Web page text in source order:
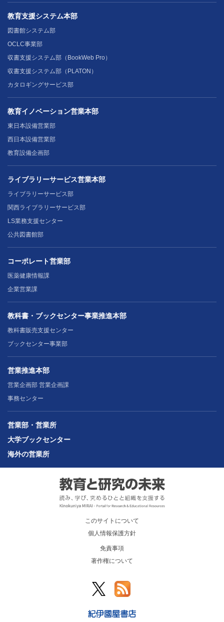
教育支援システム本部
図書館システム部
OCLC事業部
収書支援システム部（BookWeb Pro）
収書支援システム部（PLATON）
カタロギングサービス部
教育イノベーション営業本部
東日本設備営業部
西日本設備営業部
教育設備企画部
ライブラリーサービス営業本部
ライブラリーサービス部
関西ライブラリーサービス部
LS業務支援センター
公共図書館部
コーポレート営業部
医薬健康情報課
企業営業課
教科書・ブックセンター事業推進本部
教科書販売支援センター
ブックセンター事業部
営業推進本部
営業企画部 営業企画課
事務センター
営業部・営業所
大学ブックセンター
海外の営業所
このサイトについて
個人情報保護方針
免責事項
著作権について